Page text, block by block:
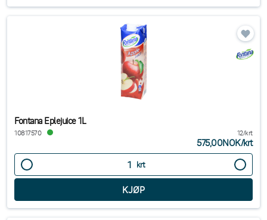
Fontana Eplejuice 1L
10817570 12/krt
575,00NOK/krt
krt